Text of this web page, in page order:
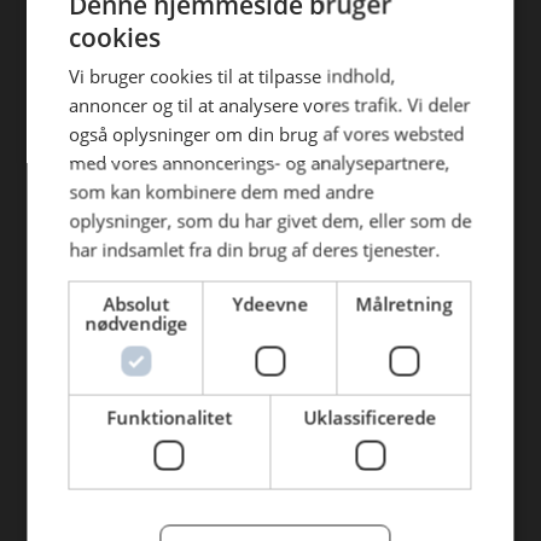
Find din afdeling
AB Catering Aalborg
AB Catering Århus
AB Catering Holstebro
AB Catering Ribe
AB Catering København
Genveje
BLUS 16. udgave
efterfølgende anvendelse heraf.
cookies
Vi bruger cookies til at tilpasse indhold,
annoncer og til at analysere vores trafik. Vi deler
også oplysninger om din brug af vores websted
med vores annoncerings- og analysepartnere,
som kan kombinere dem med andre
oplysninger, som du har givet dem, eller som de
har indsamlet fra din brug af deres tjenester.
Absolut
nødvendige
Ydeevne Målretning
Funktionalitet Uklassificerede